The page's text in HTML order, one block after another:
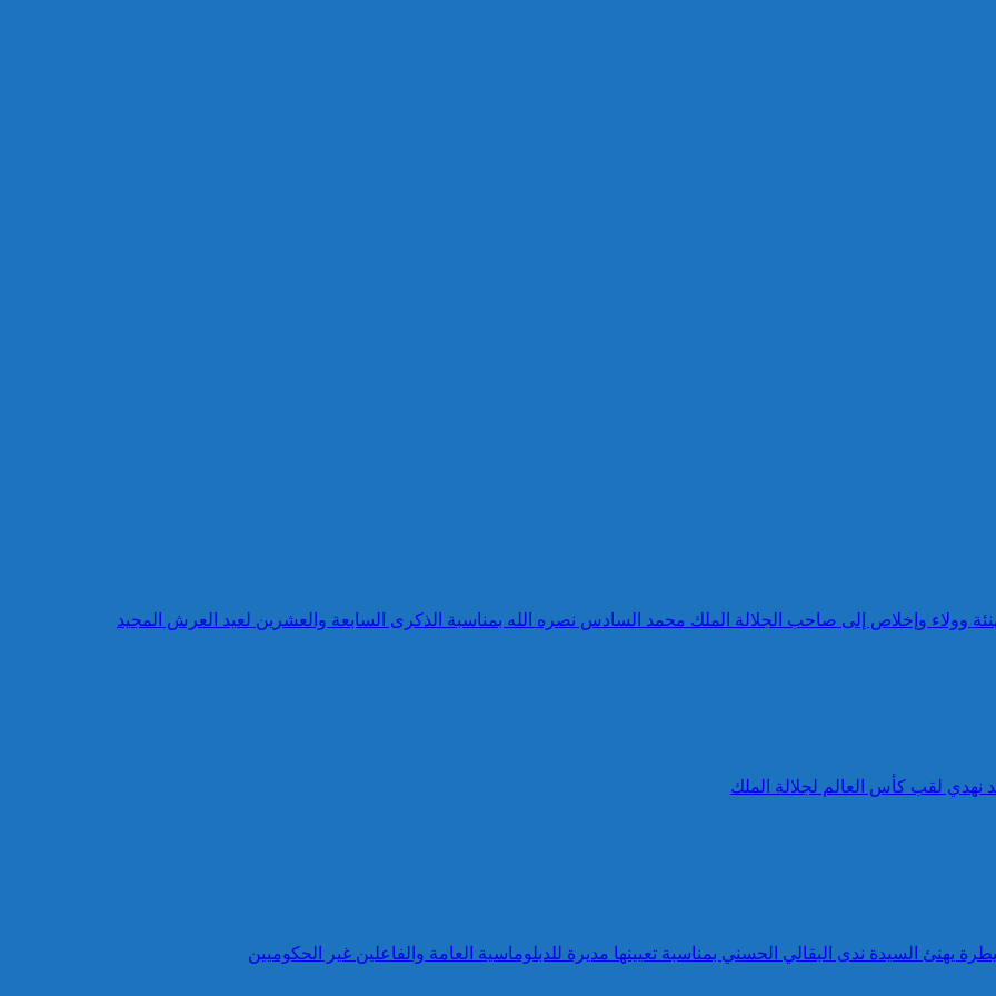
وولاء وإخلاص إلى صاحب الجلالة الملك محمد السادس نصره الله بمناسبة الذكرى السابعة والعشرين لعيد العرش المجيد
نهدي لقب كأس العالم لجلالة الملك
يهنئ السيدة ندى البقالي الحسني بمناسبة تعيينها مديرة للدبلوماسية العامة والفاعلين غير الحكوميين